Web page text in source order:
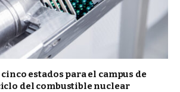
estados para el campus de
del combustible nuclear